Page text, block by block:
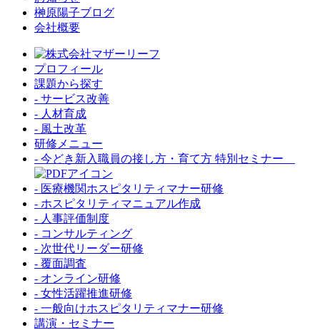
榊原陽子ブログ
会社概要
プロフィール
課題から探す
- サービス改善
- 人材育成
- 風土改革
研修メニュー
- 今どき新入職員の接し方・育て方 特別セミナー
- 医療機関ホスピタリティマナー研修
- ホスピタリティマニュアル作成
- 人事評価制度
- コンサルティング
- 次世代リーダー研修
- 覆面調査
- オンライン研修
- 女性活躍推進研修
- 一般向けホスピタリティマナー研修
講演・セミナー